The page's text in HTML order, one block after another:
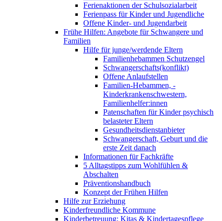
Ferienaktionen der Schulsozialarbeit
Ferienpass für Kinder und Jugendliche
Offene Kinder- und Jugendarbeit
Frühe Hilfen: Angebote für Schwangere und
Familien
Hilfe für junge/werdende Eltern
Familienhebammen Schutzengel
Schwangerschafts(konflikt)
Offene Anlaufstellen
Familien-Hebammen, -
Kinderkrankenschwestern,
Familienhelfer:innen
Patenschaften für Kinder psychisch
belasteter Eltern
Gesundheitsdienstanbieter
Schwangerschaft, Geburt und die
erste Zeit danach
Informationen für Fachkräfte
5 Alltagstipps zum Wohlfühlen &
Abschalten
Präventionshandbuch
Konzept der Frühen Hilfen
Hilfe zur Erziehung
Kinderfreundliche Kommune
Kinderbetreuung: Kitas & Kindertagespflege